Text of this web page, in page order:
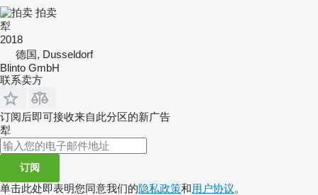
拍卖
犁
2018
德国, Dusseldorf
Blinto GmbH
联系卖方
订阅后即可接收来自此分区的新广告
犁
订阅
单击此处即表明您同意我们的隐私政策和用户协议。